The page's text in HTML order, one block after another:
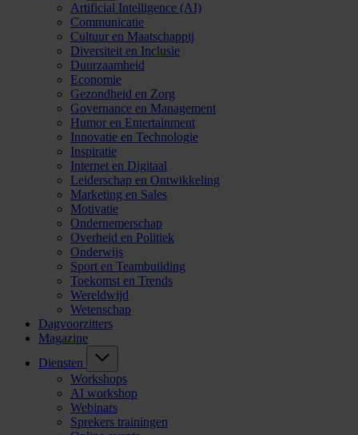
Artificial Intelligence (AI)
Communicatie
Cultuur en Maatschappij
Diversiteit en Inclusie
Duurzaamheid
Economie
Gezondheid en Zorg
Governance en Management
Humor en Entertainment
Innovatie en Technologie
Inspiratie
Internet en Digitaal
Leiderschap en Ontwikkeling
Marketing en Sales
Motivatie
Ondernemerschap
Overheid en Politiek
Onderwijs
Sport en Teambuilding
Toekomst en Trends
Wereldwijd
Wetenschap
Dagvoorzitters
Magazine
Diensten
Workshops
AI workshop
Webinars
Sprekers trainingen